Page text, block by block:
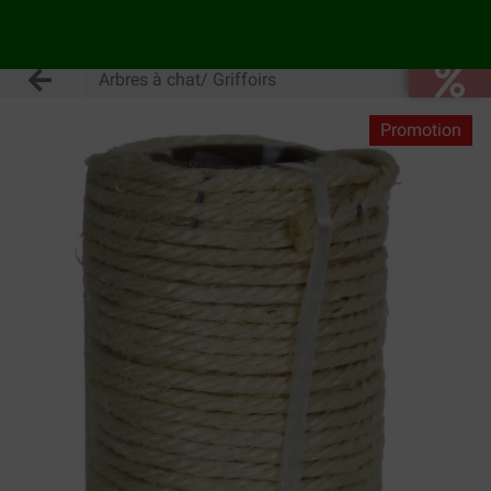
Arbres à chat/ Griffoirs
Promotion